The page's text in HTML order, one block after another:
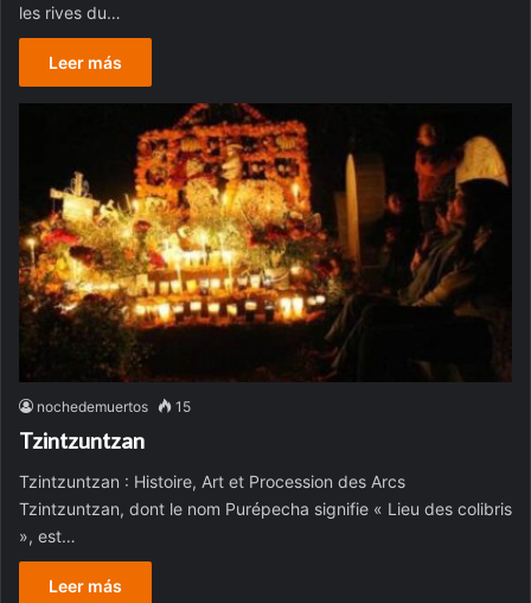
les rives du…
Leer más
nochedemuertos 15
Tzintzuntzan
Tzintzuntzan : Histoire, Art et Procession des Arcs
Tzintzuntzan, dont le nom Purépecha signifie « Lieu des colibris
», est…
Leer más